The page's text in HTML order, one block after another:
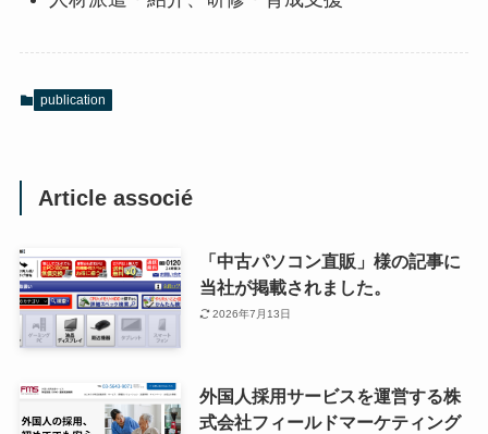
publication
Article associé
「中古パソコン直販」様の記事に
当社が掲載されました。
2026年7月13日
外国人採用サービスを運営する株
式会社フィールドマーケティング